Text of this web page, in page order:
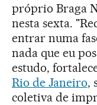
próprio Braga
nesta sexta.
entrar numa
nada que eu
estudo,
Rio de Janeiro,
coletiva de